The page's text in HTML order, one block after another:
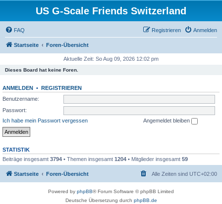
US G-Scale Friends Switzerland
FAQ Anmelden
Registrieren
Startseite Foren-Übersicht
Aktuelle Zeit: So Aug 09, 2026 12:02 pm
Dieses Board hat keine Foren.
ANMELDEN • REGISTRIEREN
Benutzername:
Passwort:
Ich habe mein Passwort vergessen
Angemeldet bleiben
STATISTIK
Beiträge insgesamt 3794 • Themen insgesamt 1204 • Mitglieder insgesamt 59
Startseite Foren-Übersicht Alle Zeiten sind UTC+02:00
Powered by phpBB® Forum Software © phpBB Limited
Deutsche Übersetzung durch phpBB.de